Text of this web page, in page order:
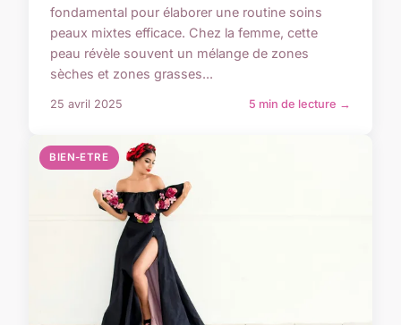
fondamental pour élaborer une routine soins
peaux mixtes efficace. Chez la femme, cette
peau révèle souvent un mélange de zones
sèches et zones grasses...
25 avril 2025 5 min de lecture →
BIEN-ETRE